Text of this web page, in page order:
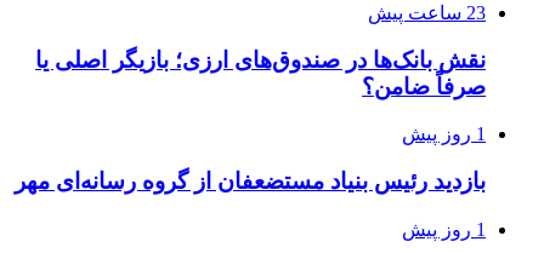
23 ساعت پیش
نقش بانک‌ها در صندوق‌های ارزی؛ بازیگر اصلی یا
صرفاً ضامن؟
1 روز پیش
بازدید رئیس بنیاد مستضعفان از گروه رسانه‌ای مهر
1 روز پیش